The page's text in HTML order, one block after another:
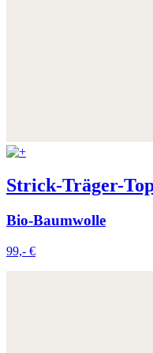
Strick-Träger-
Bio-Baumwolle
99,- €